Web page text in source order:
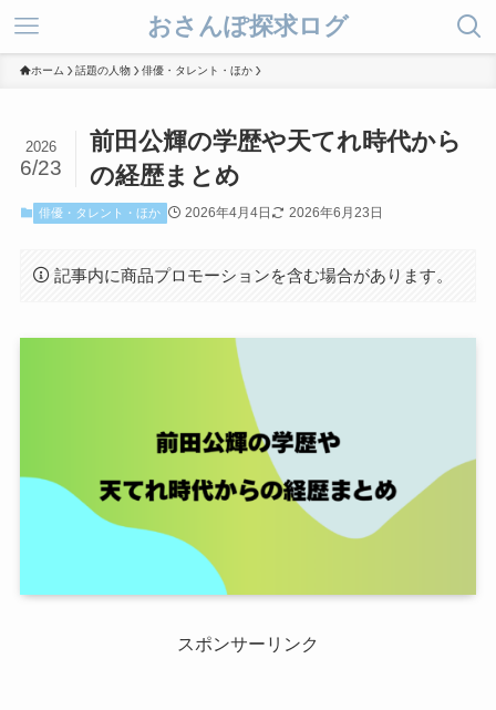
おさんぽ探求ログ
ホーム 話題の人物 俳優・タレント・ほか
前田公輝の学歴や天てれ時代から
の経歴まとめ
2026
6/23
俳優・タレント・ほか 2026年4月4日 2026年6月23日
記事内に商品プロモーションを含む場合があります。
スポンサーリンク